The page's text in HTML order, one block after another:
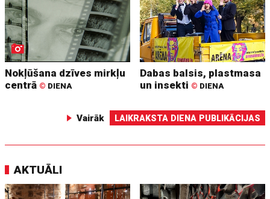
Nokļūšana dzīves mirkļu
centrā © DIENA
Dabas balsis, plastmasa
un insekti © DIENA
Vairāk LAIKRAKSTA DIENA PUBLIKĀCIJAS
AKTUĀLI